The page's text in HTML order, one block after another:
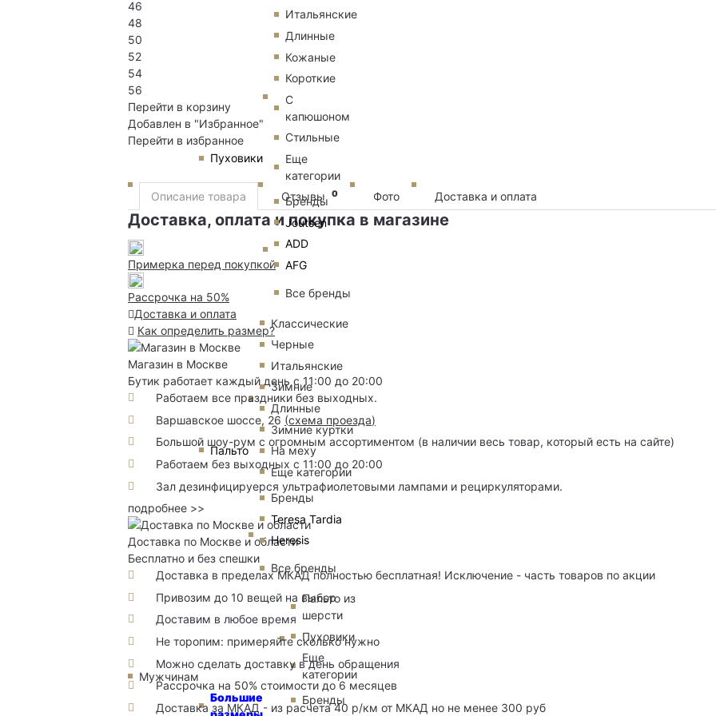
Мужчинам
Пуховики
Итальянские
Длинные
Кожаные
Короткие
С
капюшоном
Стильные
Еще
категории
Бренды
Joutsen
ADD
AFG
Все бренды
Пальто
Классические
Черные
Итальянские
Зимние
Длинные
Зимние куртки
На меху
Еще категории
Бренды
Teresa Tardia
Heresis
Все бренды
Большие
Пальто из
шерсти
Пуховики
Еще
категории
Бренды
46
48
50
52
54
56
Перейти в корзину
Добавлен в "Избранное"
Перейти в избранное
Описание товара Отзывы 0 Фото Доставка и оплата
Доставка, оплата и покупка в магазине
Примерка перед покупкой
Рассрочка на 50%
Доставка и оплата
Как определить размер?
Магазин в Москве
Бутик работает каждый день с 11:00 до 20:00
Работаем все праздники без выходных.
Варшавское шоссе, 26 (схема проезда)
Большой шоу-рум с огромным ассортиментом (в наличии весь товар, который есть на сайте)
Работаем без выходных с 11:00 до 20:00
Зал дезинфицируерся ультрафиолетовыми лампами и рециркуляторами.
подробнее >>
Доставка по Москве и области
Бесплатно и без спешки
Доставка в пределах МКАД полностью бесплатная! Исключение - часть товаров по акции
Привозим до 10 вещей на выбор
Доставим в любое время
Не торопим: примеряйте сколько нужно
Можно сделать доставку в день обращения
Рассрочка на 50% стоимости до 6 месяцев
Доставка за МКАД - из расчета 40 р/км от МКАД но не менее 300 руб